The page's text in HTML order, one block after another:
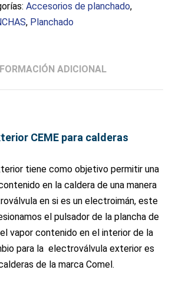
Accesorios de planchado,
, Planchado
ADICIONAL
CEME para calderas
tiene como objetivo permitir una
en la caldera de una manera
en si es un electroimán, este
el pulsador de la plancha de
vapor contenido en el interior de la
para la electroválvula exterior es
de la marca Comel.